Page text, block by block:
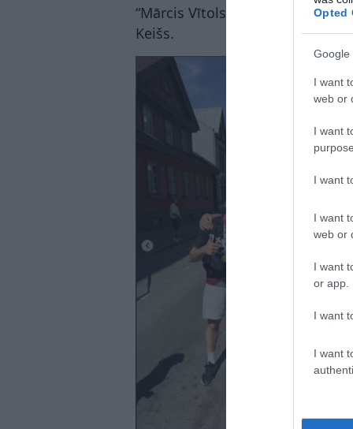
Opted
Google
I want
web or
I want
I want
I want
web or
I want
or app.
I want
I want
“Mārcis Vītols pat iedeva uz
Keišs.